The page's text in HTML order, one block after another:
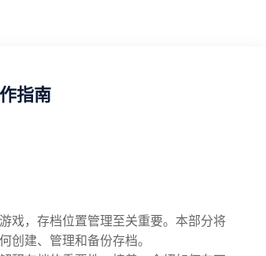
指南
戏，存档位置管理至关重要。本部分将
创建、管理和备份存档。